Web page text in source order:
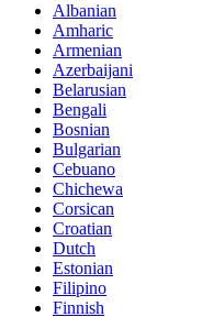
Albanian
Amharic
Armenian
Azerbaijani
Belarusian
Bengali
Bosnian
Bulgarian
Cebuano
Chichewa
Corsican
Croatian
Dutch
Estonian
Filipino
Finnish